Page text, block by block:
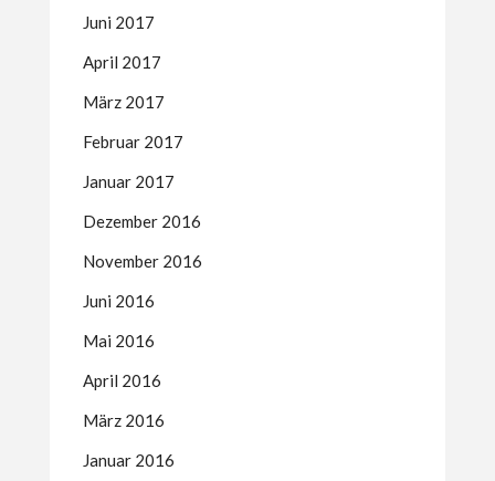
Juni 2017
April 2017
März 2017
Februar 2017
Januar 2017
Dezember 2016
November 2016
Juni 2016
Mai 2016
April 2016
März 2016
Januar 2016